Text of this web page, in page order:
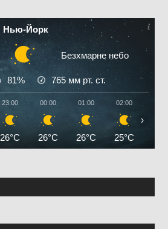
Нью-Йорк
Безхмарне небо
81% 765 мм рт. ст.
23:00
26°C
00:00
26°C
01:00
26°C
02:00
25°C
›